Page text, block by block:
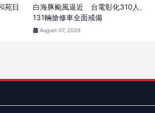
苑日
白海豚颱風逼近 台電彰化310人、
131輛搶修車全面戒備
August 07, 2026